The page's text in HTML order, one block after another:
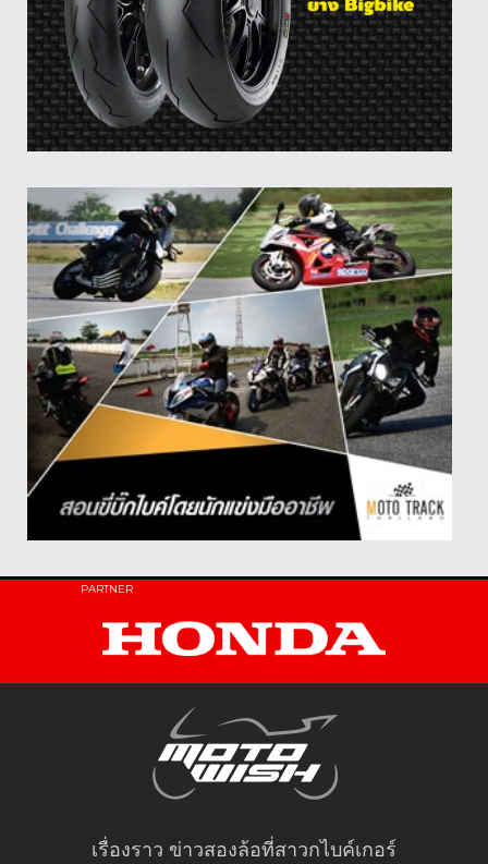
PARTNER
เรื่องราว ข่าวสองล้อที่สาวกไบค์เกอร์